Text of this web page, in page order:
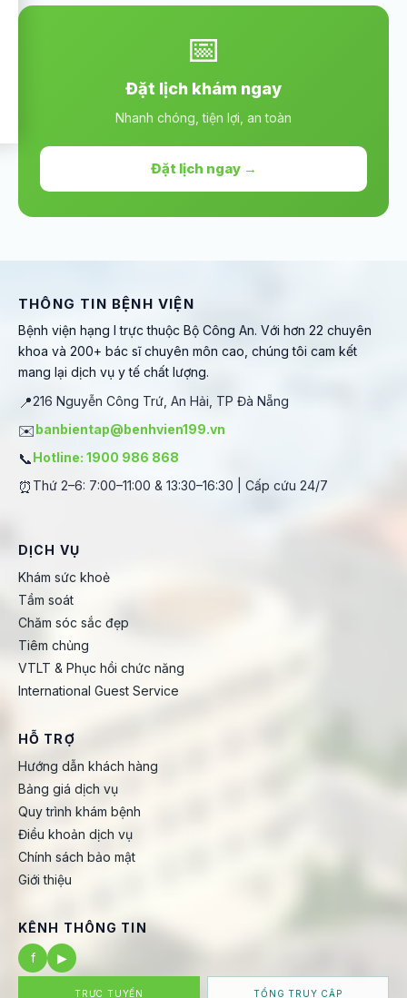
📅
Đặt lịch khám ngay
Nhanh chóng, tiện lợi, an toàn
Đặt lịch ngay →
THÔNG TIN BỆNH VIỆN
Bệnh viện hạng I trực thuộc Bộ Công An. Với hơn 22 chuyên
khoa và 200+ bác sĩ chuyên môn cao, chúng tôi cam kết
mang lại dịch vụ y tế chất lượng.
📍216 Nguyễn Công Trứ, An Hải, TP Đà Nẵng
✉️banbientap@benhvien199.vn
📞Hotline: 1900 986 868
⏰ Thứ 2–6: 7:00–11:00 & 13:30–16:30 | Cấp cứu 24/7
DỊCH VỤ
Khám sức khoẻ
Tầm soát
Chăm sóc sắc đẹp
Tiêm chủng
VTLT & Phục hồi chức năng
International Guest Service
HỖ TRỢ
Hướng dẫn khách hàng
Bảng giá dịch vụ
Quy trình khám bệnh
Điều khoản dịch vụ
Chính sách bảo mật
Giới thiệu
KÊNH THÔNG TIN
f
▶
TRỰC TUYẾN TỔNG TRUY CẬP